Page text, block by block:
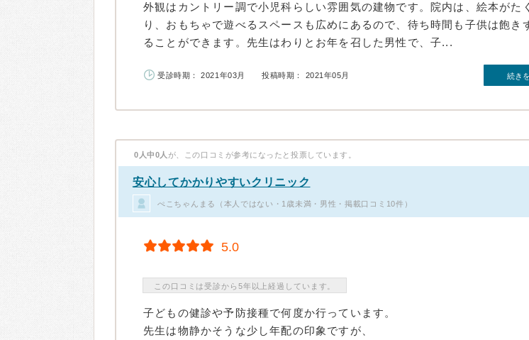
外観はカントリー調で小児科らしい雰囲気の建物です。院内は、絵本がた
り、おもちゃで遊べるスペースも広めにあるので、待ち時間も子供は飽き
ることができます。先生はわりとお年を召した男性で、子...
受診時期： 2021年03月 投稿時期： 2021年05月 続き
0人中0人 が、この口コミが参考になったと投票しています。
安心してかかりやすいクリニック
ぺこちゃんまる（本人ではない・1歳未満・男性・掲載口コミ10件）
5.0
この口コミは受診から5年以上経過しています。
子どもの健診や予防接種で何度か行っています。
先生は物静かそうな少し年配の印象ですが、